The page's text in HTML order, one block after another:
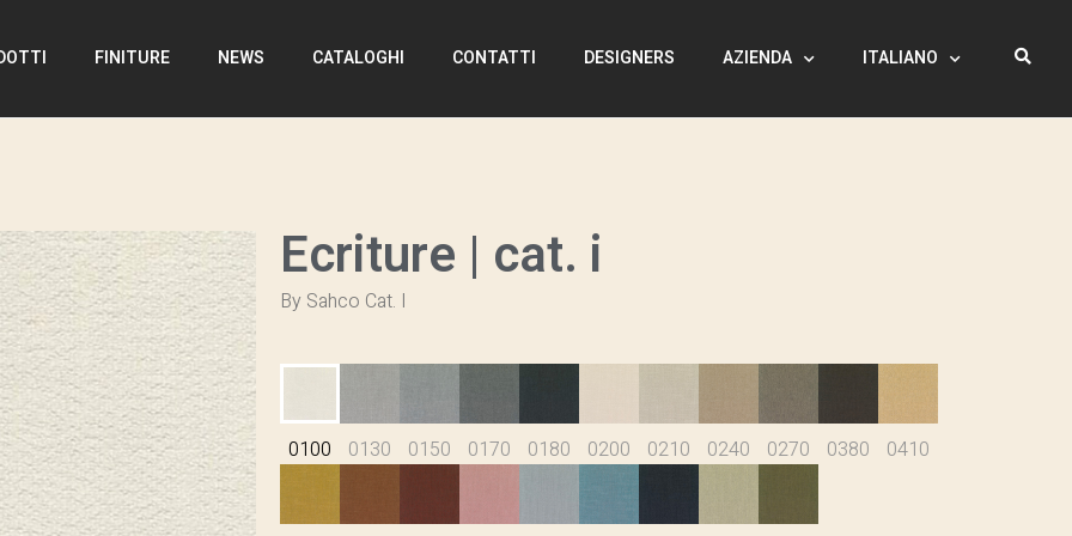
FINITURE NEWS CATALOGHI CONTATTI DESIGNERS AZIENDA ITALIANO
Ecriture | cat. i
By Sahco Cat. I
0100 0130 0150 0170 0180 0200 0210 0240 0270 0380 0410